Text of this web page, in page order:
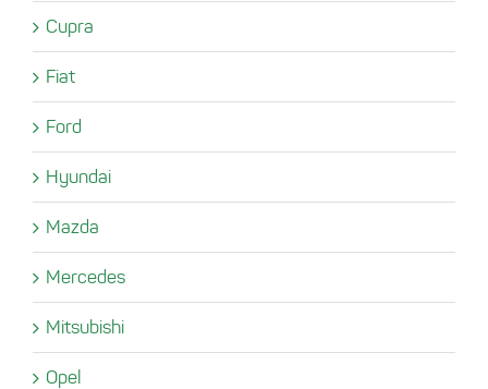
Cupra
Fiat
Ford
Hyundai
Mazda
Mercedes
Mitsubishi
Opel